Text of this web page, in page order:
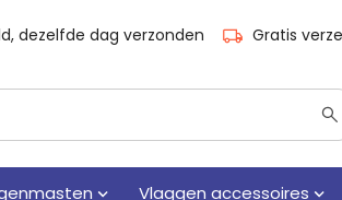
dezelfde dag verzonden Gratis
Vlaggen accessoires